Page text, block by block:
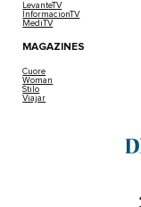
LevanteTV
InformacionTV
MediTV
MAGAZINES
Cuore
Woman
Stilo
Viajar